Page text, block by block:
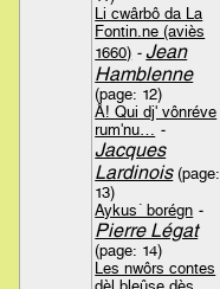
Li cwârbô da La
Fontin.ne (aviès
1660) -Jean
Hamblenne
(page: 12)
Â! Qui dj' vônréve
rum'nu…
-
Jacques
Lardinois(page:
13)
Aykus´ borégn -
Pierre Légat
(page: 14)
Les nwôrs contes